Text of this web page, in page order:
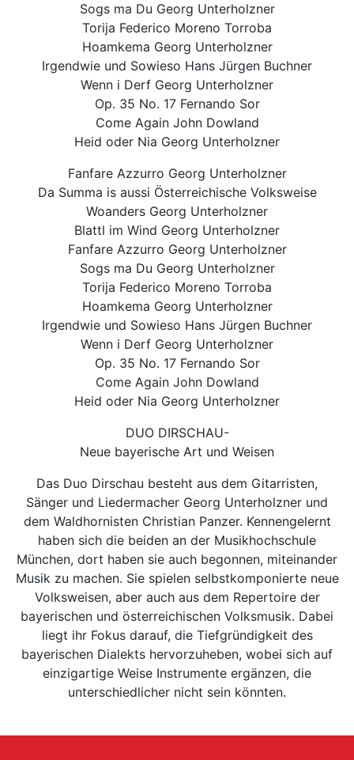
Sogs ma Du Georg Unterholzner
Torija Federico Moreno Torroba
Hoamkema Georg Unterholzner
Irgendwie und Sowieso Hans Jürgen Buchner
Wenn i Derf Georg Unterholzner
Op. 35 No. 17 Fernando Sor
Come Again John Dowland
Heid oder Nia Georg Unterholzner
Fanfare Azzurro Georg Unterholzner
Da Summa is aussi Österreichische Volksweise
Woanders Georg Unterholzner
Blattl im Wind Georg Unterholzner
Fanfare Azzurro Georg Unterholzner
Sogs ma Du Georg Unterholzner
Torija Federico Moreno Torroba
Hoamkema Georg Unterholzner
Irgendwie und Sowieso Hans Jürgen Buchner
Wenn i Derf Georg Unterholzner
Op. 35 No. 17 Fernando Sor
Come Again John Dowland
Heid oder Nia Georg Unterholzner
DUO DIRSCHAU-
Neue bayerische Art und Weisen
Das Duo Dirschau besteht aus dem Gitarristen,
Sänger und Liedermacher Georg Unterholzner und
dem Waldhornisten Christian Panzer. Kennengelernt
haben sich die beiden an der Musikhochschule
München, dort haben sie auch begonnen, miteinander
Musik zu machen. Sie spielen selbstkomponierte neue
Volksweisen, aber auch aus dem Repertoire der
bayerischen und österreichischen Volksmusik. Dabei
liegt ihr Fokus darauf, die Tiefgründigkeit des
bayerischen Dialekts hervorzuheben, wobei sich auf
einzigartige Weise Instrumente ergänzen, die
unterschiedlicher nicht sein könnten.